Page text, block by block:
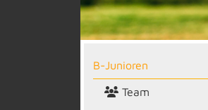
B-Junioren
Team